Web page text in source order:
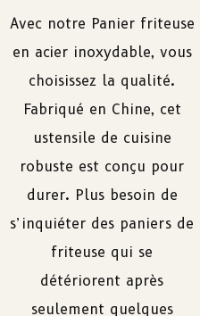
Avec notre Panier friteuse
en acier inoxydable, vous
choisissez la qualité.
Fabriqué en Chine, cet
ustensile de cuisine
robuste est conçu pour
durer. Plus besoin de
s’inquiéter des paniers de
friteuse qui se
détériorent après
seulement quelques